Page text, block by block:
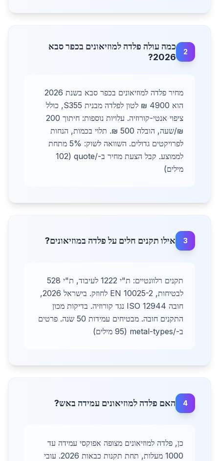
2
כמה עולה פלדה למוזיאונים בכפר סבא
2026?
מחיר פלדה למוזיאונים בכפר סבא בשנת 2026
הוא 4900 ₪ לטון לפלדה מבנית S355, כולל
ציפוי אנטי-קורוזיה. עלויות נוספות: חיתוך 200
₪/שעה, הובלה 500 ₪. תלוי בכמות, הנחות
לפרויקטים גדולים. השוואה לשוק: 5% מתחת
לממוצע. קבל הצעת מחיר ב-/quote (102
מילים)
3 אילו תקנים חלים על פלדה במוזיאונים?
תקנים רלוונטיים: ת"י 1222 לעיבוד, ת"י 528
לבטיחות, EN 10025-2 לחוזק. בישראל 2026,
חובה ISO 12944 נגד קורוזיה. בדיקות מכון
התקנים חובה. מבטיחים עמידות 50 שנה. פרטים
ב-/metal-types (95 מילים)
4 האם פלדה למוזיאונים עמידה באש?
כן, פלדה למוזיאונים מצופה אפוקסי עמידה עד
1000 מעלות, תחת תקנות כבאות 2026. עובי